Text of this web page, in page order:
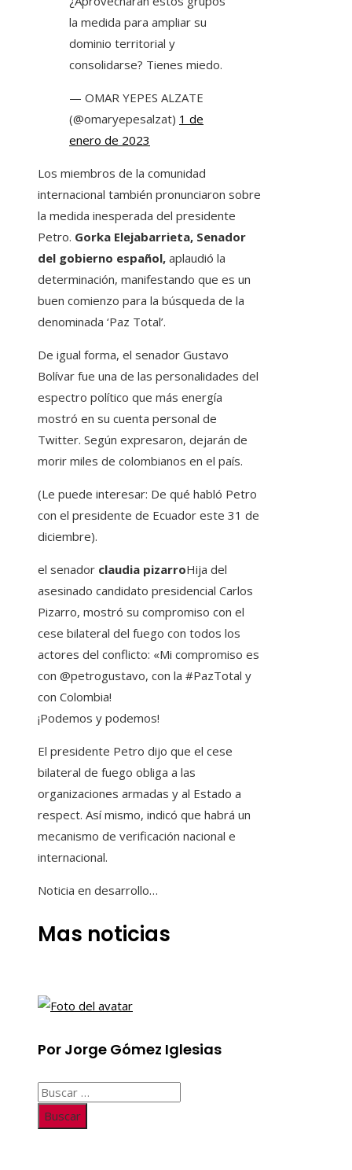
la medida para ampliar su
dominio territorial y
consolidarse? Tienes miedo.
— OMAR YEPES ALZATE
(@omaryepesalzat) 1 de
enero de 2023
Los miembros de la comunidad
internacional también pronunciaron sobre
la medida inesperada del presidente
Petro. Gorka Elejabarrieta, Senador
del gobierno español, aplaudió la
determinación, manifestando que es un
buen comienzo para la búsqueda de la
denominada ‘Paz Total’.
De igual forma, el senador Gustavo
Bolívar fue una de las personalidades del
espectro político que más energía
mostró en su cuenta personal de
Twitter. Según expresaron, dejarán de
morir miles de colombianos en el país.
(Le puede interesar: De qué habló Petro
con el presidente de Ecuador este 31 de
diciembre).
el senador claudia pizarroHija del
asesinado candidato presidencial Carlos
Pizarro, mostró su compromiso con el
cese bilateral del fuego con todos los
actores del conflicto: «Mi compromiso es
con @petrogustavo, con la #PazTotal y
con Colombia!
¡Podemos y podemos!
El presidente Petro dijo que el cese
bilateral de fuego obliga a las
organizaciones armadas y al Estado a
respect. Así mismo, indicó que habrá un
mecanismo de verificación nacional e
internacional.
Noticia en desarrollo…
Mas noticias
Por Jorge Gómez Iglesias
Buscar: